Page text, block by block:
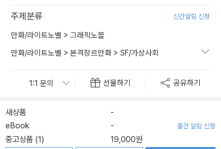
주제분류 신간알림 신청
만화/라이트노벨 > 그래픽노블
만화/라이트노벨 > 본격장르만화 > SF/가상사회
선물하기 공유하기
새상품
-
eBook
- 출간 알림 신청
중고상품 (1) 19,000원